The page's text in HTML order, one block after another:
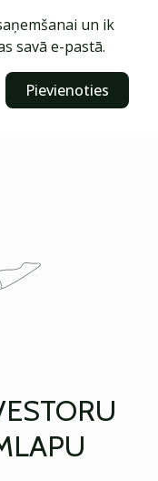
un ik
savā e-pastā.
Pievienoties